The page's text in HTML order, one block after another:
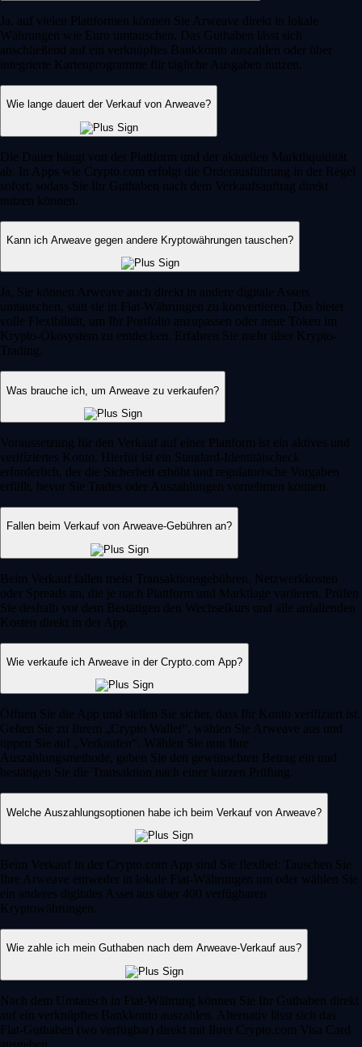
Ja, auf vielen Plattformen können Sie Arweave direkt in lokale
Währungen wie Euro umtauschen. Das Guthaben lässt sich
anschließend auf ein verknüpftes Bankkonto auszahlen oder über
integrierte Kartenprogramme für tägliche Ausgaben nutzen.
Wie lange dauert der Verkauf von Arweave?
Die Dauer hängt von der Plattform und der aktuellen Marktliquidität
ab. In Apps wie Crypto.com erfolgt die Orderausführung in der Regel
sofort, sodass Sie Ihr Guthaben nach dem Verkaufsauftrag direkt
nutzen können.
Kann ich Arweave gegen andere Kryptowährungen tauschen?
Ja, Sie können Arweave auch direkt in andere digitale Assets
umtauschen, statt sie in Fiat-Währungen zu konvertieren. Das bietet
volle Flexibilität, um Ihr Portfolio anzupassen oder neue Token im
Krypto-Ökosystem zu entdecken. Erfahren Sie mehr über Krypto-
Trading.
Was brauche ich, um Arweave zu verkaufen?
Voraussetzung für den Verkauf auf einer Plattform ist ein aktives und
verifiziertes Konto. Hierfür ist ein Standard-Identitätscheck
erforderlich, der die Sicherheit erhöht und regulatorische Vorgaben
erfüllt, bevor Sie Trades oder Auszahlungen vornehmen können.
Fallen beim Verkauf von Arweave-Gebühren an?
Beim Verkauf fallen meist Transaktionsgebühren, Netzwerkkosten
oder Spreads an, die je nach Plattform und Marktlage variieren. Prüfen
Sie deshalb vor dem Bestätigen den Wechselkurs und alle anfallenden
Kosten direkt in der App.
Wie verkaufe ich Arweave in der Crypto.com App?
Öffnen Sie die App und stellen Sie sicher, dass Ihr Konto verifiziert ist.
Gehen Sie zu Ihrem „Crypto Wallet“, wählen Sie Arweave aus und
tippen Sie auf „Verkaufen“. Wählen Sie nun Ihre
Auszahlungsmethode, geben Sie den gewünschten Betrag ein und
bestätigen Sie die Transaktion nach einer kurzen Prüfung.
Welche Auszahlungsoptionen habe ich beim Verkauf von Arweave?
Beim Verkauf in der Crypto.com App sind Sie flexibel: Tauschen Sie
Ihre Arweave entweder in lokale Fiat-Währungen um oder wählen Sie
ein anderes digitales Asset aus über 400 verfügbaren
Kryptowährungen.
Wie zahle ich mein Guthaben nach dem Arweave-Verkauf aus?
Nach dem Umtausch in Fiat-Währung können Sie Ihr Guthaben direkt
auf ein verknüpftes Bankkonto auszahlen. Alternativ lässt sich das
Fiat-Guthaben (wo verfügbar) direkt mit Ihrer Crypto.com Visa Card
ausgeben.